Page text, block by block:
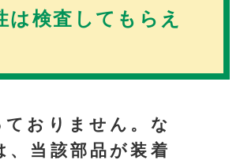
検査してもらえ
おりません。な
、当該部品が装着